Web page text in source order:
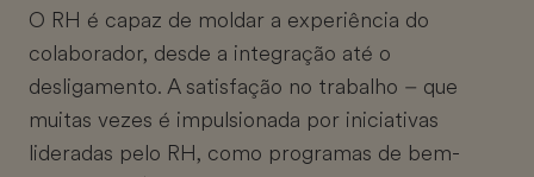
O RH é capaz de moldar a experiência do
colaborador, desde a integração até o
desligamento. A satisfação no trabalho – que
muitas vezes é impulsionada por iniciativas
lideradas pelo RH, como programas de bem-